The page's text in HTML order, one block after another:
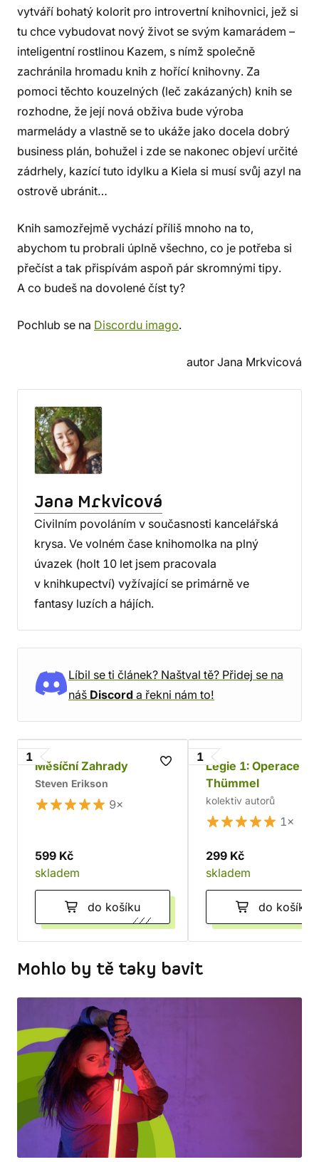
vytváří bohatý kolorit pro introvertní knihovnici, jež si
tu chce vybudovat nový život se svým kamarádem –
inteligentní rostlinou Kazem, s nímž společně
zachránila hromadu knih z hořící knihovny. Za
pomoci těchto kouzelných (leč zakázaných) knih se
rozhodne, že její nová obživa bude výroba
marmelády a vlastně se to ukáže jako docela dobrý
business plán, bohužel i zde se nakonec objeví určité
zádrhely, kazící tuto idylku a Kiela si musí svůj azyl na
ostrově ubránit…
Knih samozřejmě vychází příliš mnoho na to,
abychom tu probrali úplně všechno, co je potřeba si
přečíst a tak přispívám aspoň pár skromnými tipy.
A co budeš na dovolené číst ty?
Pochlub se na Discordu imago.
autor Jana Mrkvicová
Jana Mrkvicová
Civilním povoláním v současnosti kancelářská
krysa. Ve volném čase knihomolka na plný
úvazek (holt 10 let jsem pracovala
v knihkupectví) vyžívající se primárně ve
fantasy luzích a hájích.
Líbil se ti článek? Naštval tě? Přidej se na
náš Discord a řekni nám to!
1
Měsíční Zahrady
Steven Erikson
9×
599 Kč
skladem
do košíku
1
Legie 1: Operace
Thümmel
kolektiv autorů
1×
299 Kč
skladem
do košíku
Mohlo by tě taky bavit